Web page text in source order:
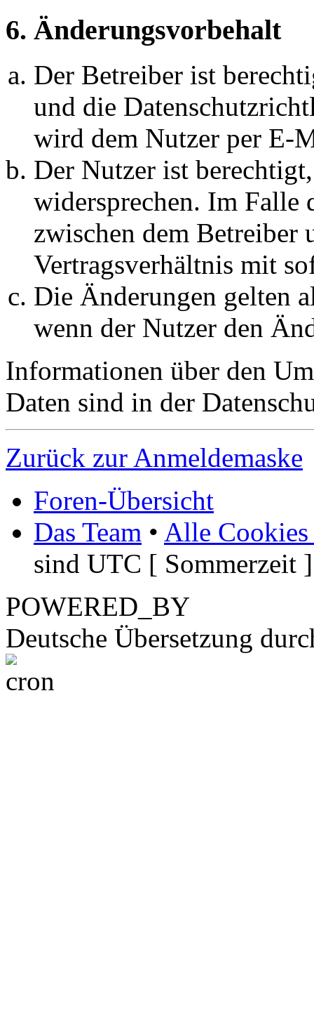
6. Änderungsvorbehalt
Der Betreiber ist
und die
wird dem Nutzer per E-
Der Nutzer ist
widersprechen. Im Falle
zwischen dem Betreiber
Vertragsverhältnis mit
Die Änderungen gelten
wenn der Nutzer den
Informationen über den
Daten sind in der
Zurück zur Anmeldemaske
Foren-Übersicht
Das Team • Alle Cookies
sind UTC [ Sommerzeit ]
POWERED_BY
Deutsche Übersetzung